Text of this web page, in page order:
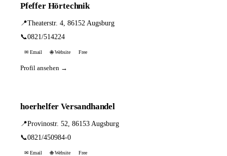
Pfeffer Hörtechnik
📍Theaterstr. 4, 86152 Augsburg
📞0821/514224
✉ Email 🌐 Website Free
Profil ansehen →
hoerhelfer Versandhandel
📍Provinostr. 52, 86153 Augsburg
📞0821/450984-0
✉ Email 🌐 Website Free